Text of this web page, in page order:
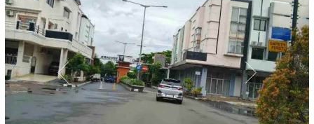
Untuk hasil simulasi
pada kotak-
Simpan